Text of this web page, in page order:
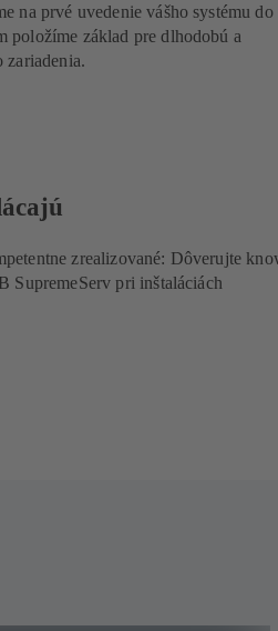
na prvé uvedenie vášho systému do
položíme základ pre dlhodobú a
zariadenia.
zrealizované: Dôverujte
SupremeServ pri inštaláciách